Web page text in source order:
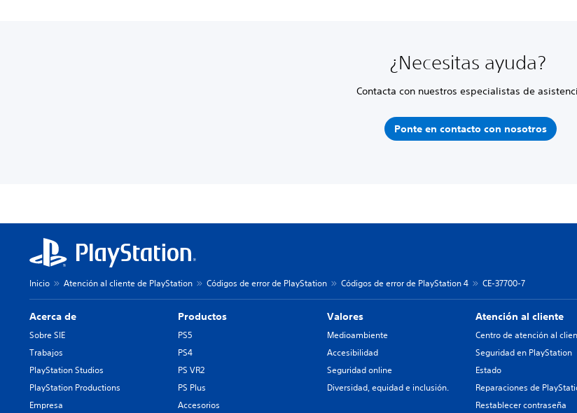
¿Necesitas ayuda?
Contacta con nuestros especialistas de
Ponte en contacto con nosotros
Inicio Atención al cliente de PlayStation Códigos de error de PlayStation Códigos de error de PlayStation 4 CE-37700-7
Acerca de
Sobre SIE
Trabajos
PlayStation Studios
PlayStation Productions
Empresa
Productos
PS5
PS4
PS VR2
PS Plus
Accesorios
Valores
Medioambiente
Accesibilidad
Seguridad online
Diversidad, equidad e inclusión.
Atención al cliente
Centro de atención al
Seguridad en PlayStation
Estado
Reparaciones de
Restablecer contraseña